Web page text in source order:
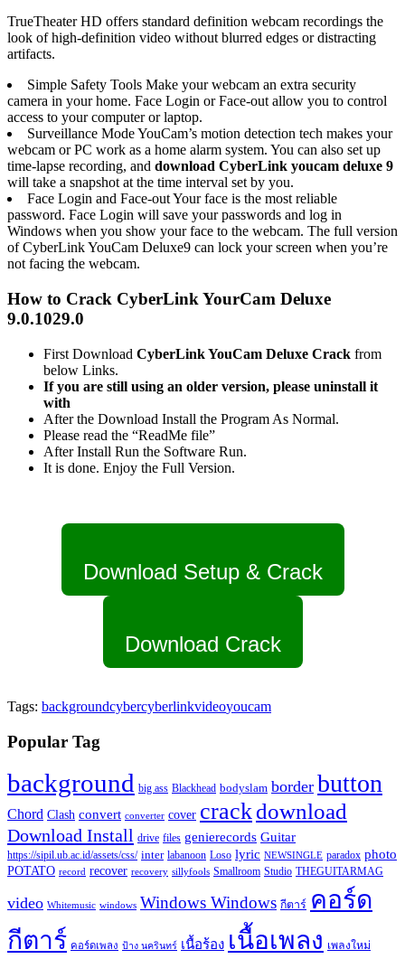
TrueTheater HD offers standard definition webcam recordings the
look of high-definition video without blurred edges or distracting
artifacts.
Simple Safety Tools Make your webcam an extra security
camera in your home. Face Login or Face-out allow you to control
access to your computer or laptop.
Surveillance Mode YouCam’s motion detection tech makes your
webcam or PC work as a home alarm system. You can also set up
time-lapse recording, and download CyberLink youcam deluxe 9
will take a snapshot at the time interval set by you.
Face Login and Face-out Your face is the most reliable
password. Face Login will save your passwords and log in
Windows when you show your face to the webcam. The full version
of CyberLink YouCam Deluxe9 can lock your screen when you’re
not facing the webcam.
How to Crack CyberLink YourCam Deluxe
9.0.1029.0
First Download CyberLink YouCam Deluxe Crack from
below Links.
If you are still using an older version, please uninstall it
with
After the Download Install the Program As Normal.
Please read the “ReadMe file”
After Install Run the Software Run.
It is done. Enjoy the Full Version.
Download Setup & Crack
Download Crack
Tags: backgroundcybercyberlinkvideoyoucam
Popular Tag
background big ass Blackhead bodyslam border button
Chord Clash convert converter cover crackdownload
Download Install drive files genierecords Guitar
https://sipil.ub.ac.id/assets/css/ inter labanoon Loso lyric NEWSINGLE paradox photo
POTATO record recover recovery sillyfools Smallroom Studio THEGUITARMAG
video Whitemusic windows Windows Windows กีตาร์ คอร์ด
กีตาร์ คอร์ดเพลง ป้าง นครินทร์ เนื้อร้อง เนื้อเพลง เพลงใหม่